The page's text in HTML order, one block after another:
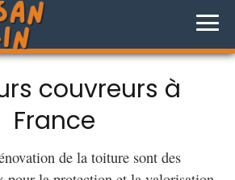
couvreurs à
France
de la toiture sont des